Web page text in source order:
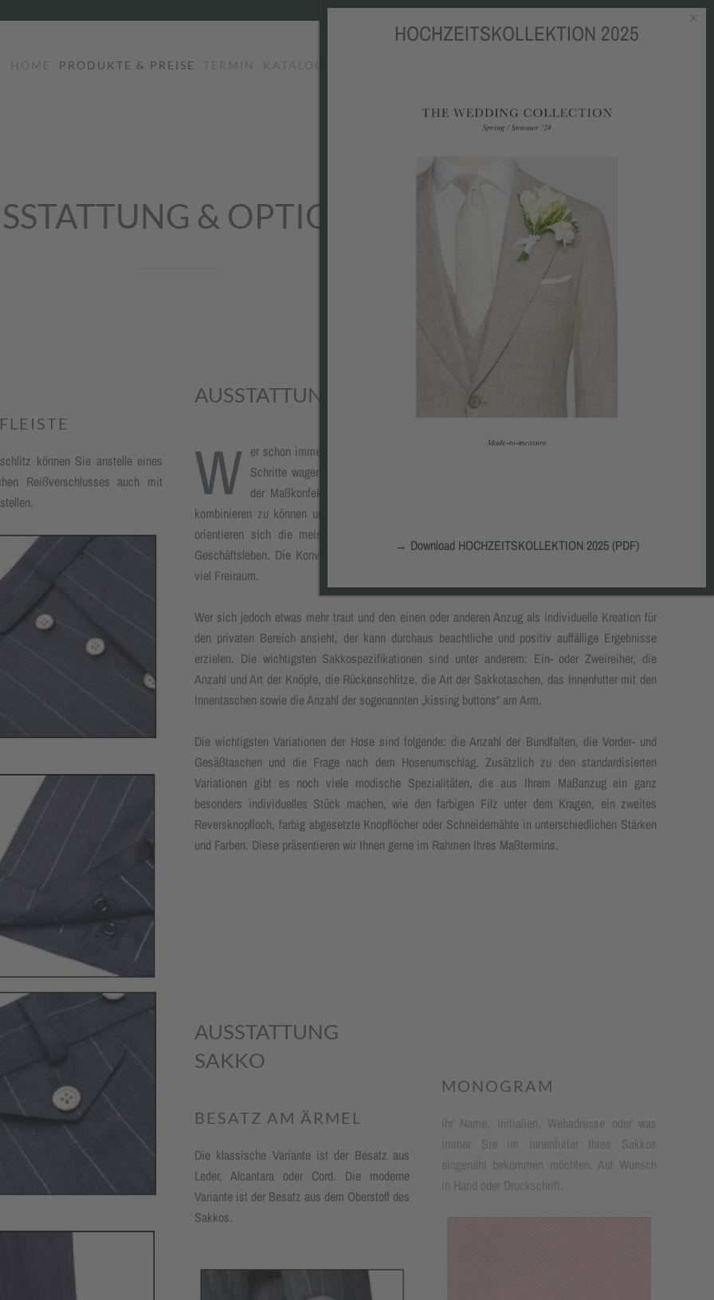
PRODUKTE & PREISE
& OPTIONEN
können Sie anstelle eines
Reiß­ver­schlus­ses auch mit
AUSSTATTUNGEN
W er schon immer von einer Karriere als Modedesigner geträumt hat, der kann nun erste
Schritte wagen. Neben der Berücksichtigung der Körpermaße liegt ein großer Vorteil
der Maßkonfektion in der Möglichkeit, unzählige Ausstattungsvarianten miteinander
kombinieren zu können und somit seine eigene modische Kreation zu schaffen. In der Praxis
orientieren sich die meisten unserer Kunden an gängigen modischen Gestaltungen für das
Geschäftsleben. Die Konventionen des Berufsalltages lassen Ihnen in modischer Hinsicht nicht
viel Freiraum.
Wer sich jedoch etwas mehr traut und den einen oder anderen Anzug als individuelle Kreation für
den privaten Bereich ansieht, der kann durchaus beachtliche und positiv auffällige Ergebnisse
erzielen. Die wichtigsten Sakkospezifikationen sind unter anderem: Ein- oder Zweireiher, die
Anzahl und Art der Knöpfe, die Rückenschlitze, die Art der Sakkotaschen, das Innenfutter mit den
Innentaschen sowie die Anzahl der sogenannten „kissing buttons“ am Arm.
Die wichtigsten Variationen der Hose sind folgende: die Anzahl der Bundfalten, die Vorder- und
Gesäßtaschen und die Frage nach dem Hosenumschlag. Zusätzlich zu den standardisierten
Variationen gibt es noch viele modische Spezialitäten, die aus Ihrem Maßanzug ein ganz
besonders individuelles Stück machen, wie den farbigen Filz unter dem Kragen, ein zweites
Reversknopfloch, farbig abgesetzte Knopflöcher oder Schneidernähte in unterschiedlichen Stärken
und Farben. Diese präsentieren wir Ihnen gerne im Rahmen Ihres Maßtermins.
AUSSTATTUNG
SAKKO
BESATZ AM ÄRMEL
Die klassische Variante ist der Besatz aus
Leder, Alcantara oder Cord. Die moderne
Variante ist der Besatz aus dem Oberstoff des
Sakkos.
MONOGRAM
Ihr Name, Initialien, Webadresse oder was
immer Sie im Innenfutter Ihres Sakkos
eingenäht bekommen möch­ten. Auf Wunsch
in Hand oder Druckschrift.
×
HOCHZEITSKOLLEKTION 2025
→ Download HOCHZEITSKOLLEKTION 2025 (PDF)